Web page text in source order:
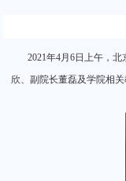
2021年4月6日上午，北
欣、副院长董磊及学院相关